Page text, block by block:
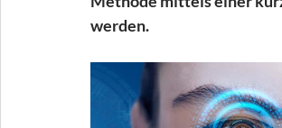
werden.